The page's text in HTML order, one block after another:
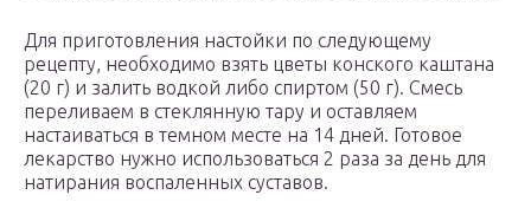
Для приготовления настойки по следующему
рецепту, необходимо взять цветы конского каштана
(20 г) и залить водкой либо спиртом (50 г). Смесь
переливаем в стеклянную тару и оставляем
настаиваться в темном месте на 14 дней. Готовое
лекарство нужно использоваться 2 раза за день для
натирания воспаленных суставов.